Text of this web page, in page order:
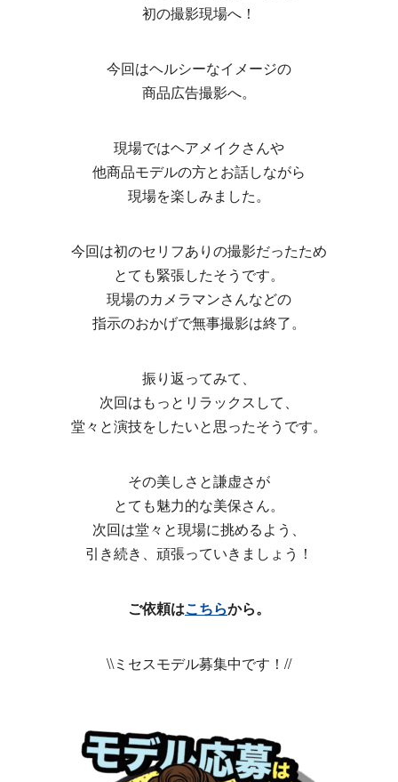
初の撮影現場へ！
今回はヘルシーなイメージの
商品広告撮影へ。
現場ではヘアメイクさんや
他商品モデルの方とお話しながら
現場を楽しみました。
今回は初のセリフありの撮影だったため
とても緊張したそうです。
現場のカメラマンさんなどの
指示のおかげで無事撮影は終了。
振り返ってみて、
次回はもっとリラックスして、
堂々と演技をしたいと思ったそうです。
その美しさと謙虚さが
とても魅力的な美保さん。
次回は堂々と現場に挑めるよう、
引き続き、頑張っていきましょう！
ご依頼はこちらから。
\\ミセスモデル募集中です！//